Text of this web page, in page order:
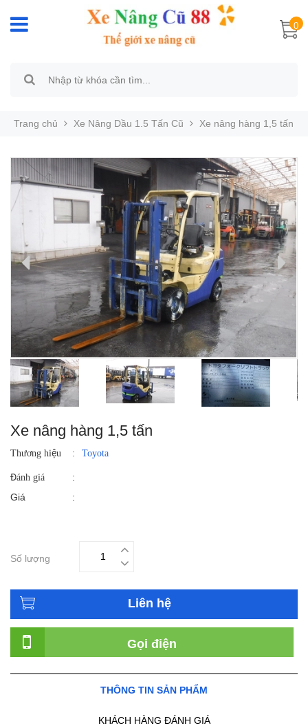
0
Trang chủ Xe Nâng Dầu 1.5 Tấn Cũ Xe nâng hàng 1,5 tấn
Xe nâng hàng 1,5 tấn
Thương hiệu : Toyota
Đánh giá
:
Giá
:
Số lượng
Liên hệ
Gọi điện
THÔNG TIN SẢN PHẨM
KHÁCH HÀNG ĐÁNH GIÁ